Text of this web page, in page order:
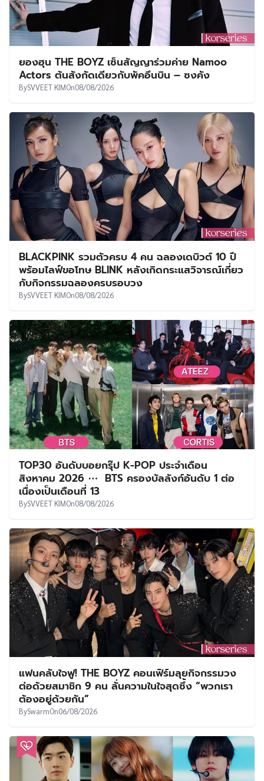
ยองฮุน THE BOYZ เซ็นสัญญาร่วมค่าย Namoo
Actors ต้นสังกัดเดียวกับพัคอึนบิน – ซงคัง
BySVVEET KIMOn08/08/2026
BLACKPINK รวมตัวครบ 4 คน ฉลองเดบิวต์ 10 ปี
พร้อมไลฟ์ขอโทษ BLINK หลังเกิดกระแสวิจารณ์เกี่ยว
กับกิจกรรมฉลองครบรอบวง
BySVVEET KIMOn08/08/2026
TOP30 อันดับบอยกรุ๊ป K-POP ประจำเดือน
สิงหาคม 2026 ⋯ BTS ครองบัลลังก์อันดับ 1 ต่อ
เนื่องเป็นเดือนที่ 13
BySVVEET KIMOn08/08/2026
แฟนคลับใจฟู! THE BOYZ คอนเฟิร์มลุยกิจกรรมวง
ต่อด้วยสมาชิก 9 คน ลั่นความในใจสุดซึ้ง “พวกเรา
ต้องอยู่ด้วยกัน”
BySwarmOn06/08/2026